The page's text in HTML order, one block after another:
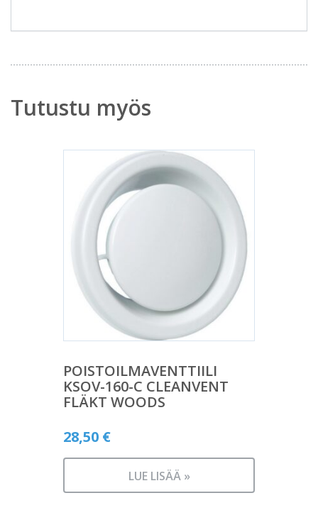
Tutustu myös
POISTOILMAVENTTIILI
KSOV-160-C CLEANVENT
FLÄKT WOODS
28,50 €
LUE LISÄÄ »